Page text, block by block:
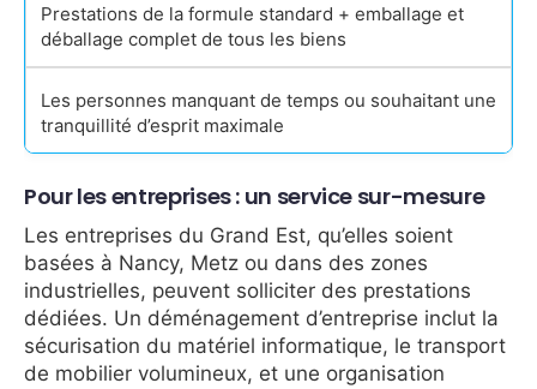
Prestations de la formule standard + emballage et
déballage complet de tous les biens
Les personnes manquant de temps ou souhaitant une
tranquillité d’esprit maximale
Pour les entreprises : un service sur-mesure
Les entreprises du Grand Est, qu’elles soient
basées à Nancy, Metz ou dans des zones
industrielles, peuvent solliciter des prestations
dédiées. Un déménagement d’entreprise inclut la
sécurisation du matériel informatique, le transport
de mobilier volumineux, et une organisation